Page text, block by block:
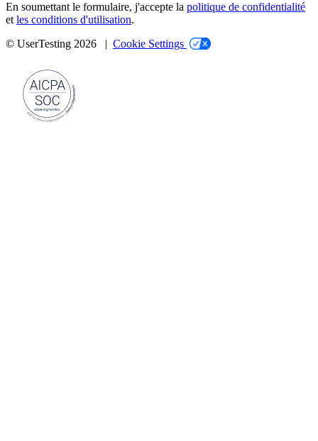
En soumettant le formulaire, j'accepte la politique de confidentialité
et les conditions d'utilisation.
© UserTesting 2026 | Cookie Settings